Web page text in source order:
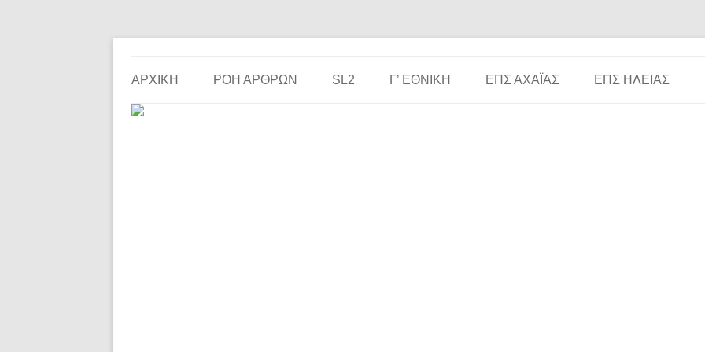
ΑΡΧΙΚΗ ΡΟΗ ΑΡΘΡΩΝ SL2 Γ’ ΕΘΝΙΚΉ ΕΠΣ ΑΧΑΪ́ΑΣ ΕΠΣ ΗΛΕΊΑΣ